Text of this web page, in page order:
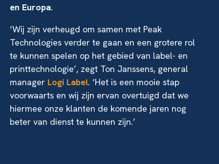
en Europa.
‘Wij zijn verheugd om samen met Peak
Technologies verder te gaan en een grotere rol
te kunnen spelen op het gebied van label- en
printtechnologie’, zegt Ton Janssens, general
manager Logi Label. ‘Het is een mooie stap
voorwaarts en wij zijn ervan overtuigd dat we
hiermee onze klanten de komende jaren nog
beter van dienst te kunnen zijn.’